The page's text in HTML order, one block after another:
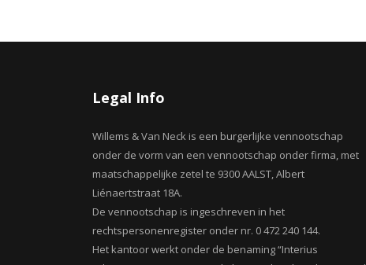
Legal Info
Willems & Van Neck is een burgerlijke vennootschap
onder de vorm van een vennootschap onder firma, met
maatschappelijke zetel te 9300 AALST, Albert
Liénaertstraat 18A.
De vennootschap is ingeschreven in het
rechtspersonenregister onder nr. 0 472 240 144.
Het kantoor werkt onder de benaming “Interius